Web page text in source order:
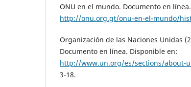
ONU en el mundo. Documento en
http://onu.org.gt/onu-en-el-mundo/
Organización de las Naciones Unidas
Documento en línea. Disponible en:
http://www.un.org/es/sections/about-
3-18.